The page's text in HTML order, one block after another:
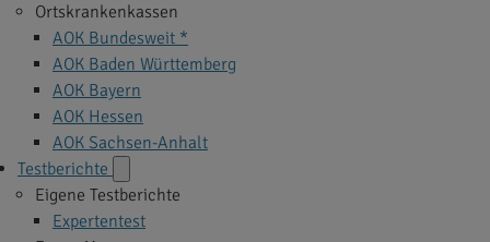
Ortskrankenkassen
AOK Bundesweit *
AOK Baden Württemberg
AOK Bayern
AOK Hessen
AOK Sachsen-Anhalt
Testberichte
Eigene Testberichte
Expertentest